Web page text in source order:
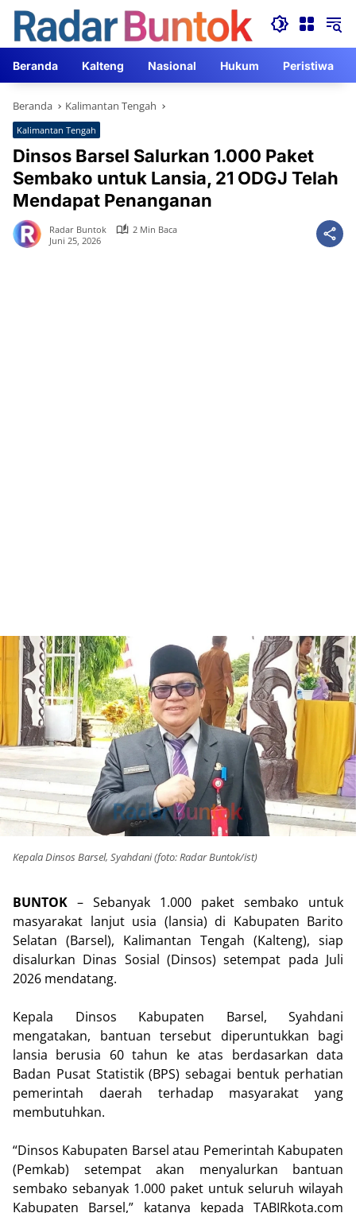
Langsung
konten
Beranda Kalteng Nasional Hukum Peristiwa
Beranda Kalimantan Tengah
Kalimantan Tengah
Dinsos Barsel Salurkan 1.000 Paket
Sembako untuk Lansia, 21 ODGJ Telah
Mendapat Penanganan
Radar Buntok
2 Min Baca
Juni 25, 2026
Kepala Dinsos Barsel, Syahdani (foto: Radar Buntok/ist)
BUNTOK – Sebanyak 1.000 paket sembako untuk
masyarakat lanjut usia (lansia) di Kabupaten Barito
Selatan (Barsel), Kalimantan Tengah (Kalteng), siap
disalurkan Dinas Sosial (Dinsos) setempat pada Juli
2026 mendatang.
Kepala Dinsos Kabupaten Barsel, Syahdani
mengatakan, bantuan tersebut diperuntukkan bagi
lansia berusia 60 tahun ke atas berdasarkan data
Badan Pusat Statistik (BPS) sebagai bentuk perhatian
pemerintah daerah terhadap masyarakat yang
membutuhkan.
“Dinsos Kabupaten Barsel atau Pemerintah Kabupaten
(Pemkab) setempat akan menyalurkan bantuan
sembako sebanyak 1.000 paket untuk seluruh wilayah
Kabupaten Barsel,” katanya kepada TABIRkota.com